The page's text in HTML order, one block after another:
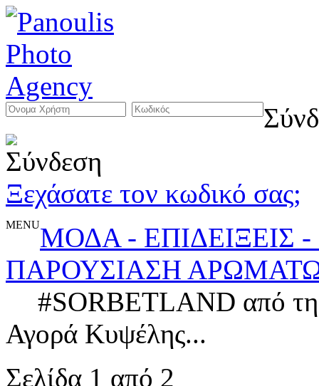
Ξεχάσατε τον κωδικό σας;
MENUΜΟΔΑ - ΕΠΙΔΕΙΞΕΙΣ
ΠΑΡΟΥΣΙΑΣΗ
#SORBETLAND από
Αγορά Κυψέλης...
Σελίδα 1 από 2